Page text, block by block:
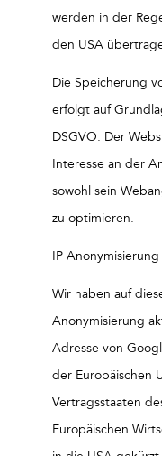
werden in der
den USA
Die Speicherung
erfolgt auf
DSGVO. Der
Interesse an der
sowohl sein
zu optimieren.
IP Anonymisierung
Wir haben auf
Anonymisierung
Adresse von
der Europäischen
Vertragsstaaten
Europäischen